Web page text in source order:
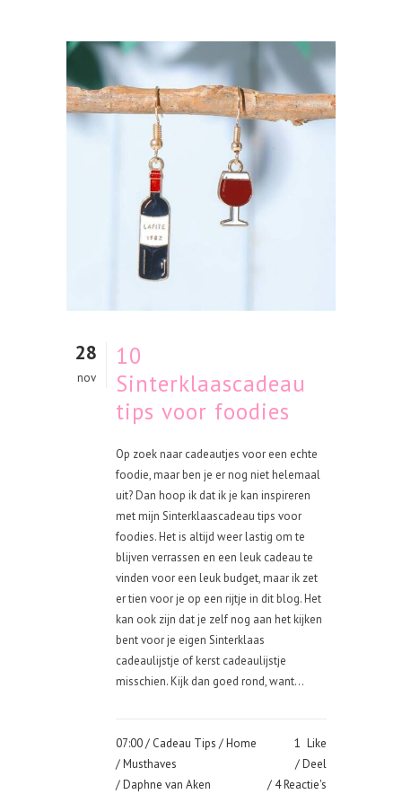
28
nov
10
Sinterklaascadeau
tips voor foodies
Op zoek naar cadeautjes voor een echte
foodie, maar ben je er nog niet helemaal
uit? Dan hoop ik dat ik je kan inspireren
met mijn Sinterklaascadeau tips voor
foodies. Het is altijd weer lastig om te
blijven verrassen en een leuk cadeau te
vinden voor een leuk budget, maar ik zet
er tien voor je op een rijtje in dit blog. Het
kan ook zijn dat je zelf nog aan het kijken
bent voor je eigen Sinterklaas
cadeaulijstje of kerst cadeaulijstje
misschien. Kijk dan goed rond, want...
07:00 / Cadeau Tips /Home
/Musthaves
/ Daphne van Aken
1 Like
Deel
4 Reactie's